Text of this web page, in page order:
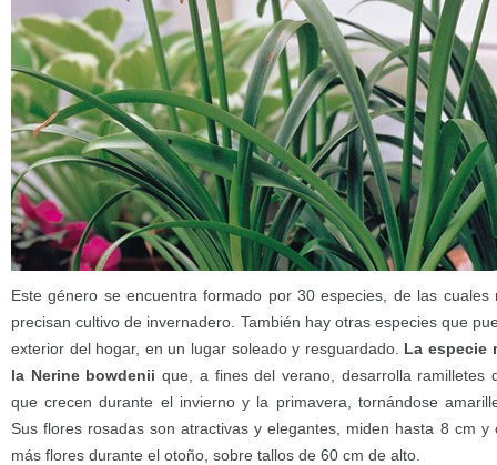
Este género se encuentra formado por 30 especies, de las cuales
precisan cultivo de invernadero. También hay otras especies que
exterior del hogar, en un lugar soleado y resguardado. La especie
la Nerine bowdenii que, a fines del verano, desarrolla ramilletes
que crecen durante el invierno y la primavera, tornándose
Sus flores rosadas son atractivas y elegantes, miden hasta 8 cm
más flores durante el otoño, sobre tallos de 60 cm de alto.